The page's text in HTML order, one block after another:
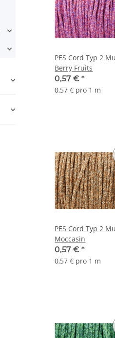
PES Cord Typ 2
Berry Fruits
0,57 €*
0,57 € pro 1 m
PES Cord Typ 2
Moccasin
0,57 €*
0,57 € pro 1 m